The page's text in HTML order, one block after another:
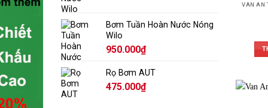
Bơm Tuần Hoàn Nước Nóng
Wilo
950.000₫
Rọ Bơm AUT
475.000₫
Van
van
Van
Có